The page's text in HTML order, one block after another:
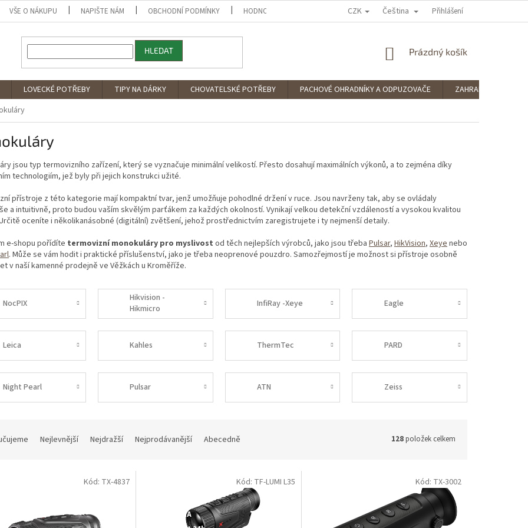
VŠE O NÁKUPU NAPIŠTE NÁM OBCHODNÍ PODMÍNKY HODNOCENÍ OBCHODU PODMÍNKY OCHRANY OSOBNÍCH ÚDAJŮ
CZK Čeština Přihlášení
HLEDAT
NÁKUPNÍ
Prázdný košík
LOVECKÉ POTŘEBY TIPY NA DÁRKY CHOVATELSKÉ POTŘEBY PACHOVÉ OHRADNÍKY A ODPUZOVAČE
ZAHRADNÍ POTŘEBY
jsou typ termovizního zařízení, který se vyznačuje minimální velikostí. Přesto dosahují maximálních výkonů, a to zejména díky
technologiím, jež byly při jejich konstrukci užité.
přístroje z této kategorie mají kompaktní tvar, jenž umožňuje pohodlné držení v ruce. Jsou navrženy tak, aby se ovládaly
a intuitivně, proto budou vaším skvělým parťákem za každých okolností. Vynikají velkou detekční vzdáleností a vysokou kvalitou
oceníte i několikanásobné (digitální) zvětšení, jehož prostřednictvím zaregistrujete i ty nejmenší detaily.
e-shopu pořídíte termovizní monokuláry pro myslivost od těch nejlepších výrobců, jako jsou třeba Pulsar, HikVision, Xeye nebo
. Může se vám hodit i praktické příslušenství, jako je třeba neoprenové pouzdro. Samozřejmostí je možnost si přístroje osobně
v naší kamenné prodejně ve Věžkách u Kroměříže.
NocPIX
Hikvision -
Hikmicro
InfiRay -Xeye Eagle
Leica Kahles ThermTec PARD
Night Pearl Pulsar ATN Zeiss
Nejlevnější Nejdražší Nejprodávanější Abecedně 128položek celkem
Kód: TX-4837
DOPRAVA
ZDARMA
Kód: TF-LUMI L35 Kód: TX-3002